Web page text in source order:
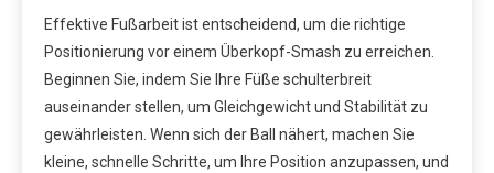
Effektive Fußarbeit ist entscheidend, um die richtige
Positionierung vor einem Überkopf-Smash zu erreichen.
Beginnen Sie, indem Sie Ihre Füße schulterbreit
auseinander stellen, um Gleichgewicht und Stabilität zu
gewährleisten. Wenn sich der Ball nähert, machen Sie
kleine, schnelle Schritte, um Ihre Position anzupassen, und